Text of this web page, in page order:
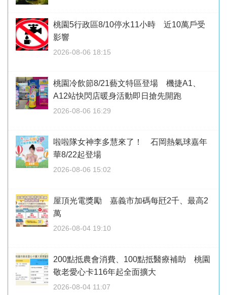
桃園5行政區8/10停水11小時 近10萬戶受
影響
2026-08-06 18:15
桃園冷飲節8/21藝文特區登場 機捷A1、
A12站快閃店暖身活動即日搶先開跑
2026-08-06 16:29
啦啦隊女神李多慧來了！ 石岡熱氣球嘉年
華8/22起登場
2026-08-06 15:02
屋頂光電獎勵 嘉義市加碼每瓩2千、最高2
萬
2026-08-04 19:10
200點抵農會消費、100點抵醫療補助 桃園
敬老愛心卡116年起全面擴大
2026-08-04 11:07